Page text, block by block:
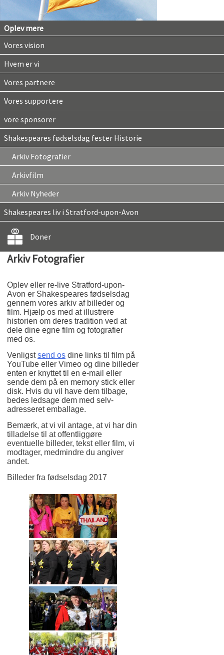
Oplev mere
Vores vision
Hvem er vi
Vores partnere
Vores supportere
vore sponsorer
Shakespeares fødselsdag fester Historie
Arkiv Fotografier
Arkivfilm
Arkiv Nyheder
Shakespeares liv i Stratford-upon-Avon
Doner
Arkiv Fotografier
Oplev eller re-live Stratford-upon-
Avon er Shakespeares fødselsdag
gennem vores arkiv af billeder og
film. Hjælp os med at illustrere
historien om deres tradition ved at
dele dine egne film og fotografier
med os.
Venligstsend os dine links til film på
YouTube eller Vimeo og dine billeder
enten er knyttet til en e-mail eller
sende dem på en memory stick eller
disk. Hvis du vil have dem tilbage,
bedes ledsage dem med selv-
adresseret emballage.
Bemærk, at vi vil antage, at vi har din
tilladelse til at offentliggøre
eventuelle billeder, tekst eller film, vi
modtager, medmindre du angiver
andet.
Billeder fra fødselsdag 2017